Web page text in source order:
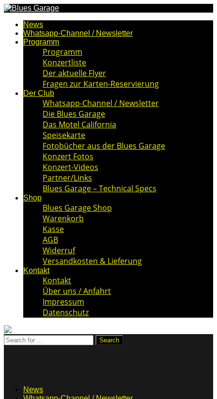
News
Whatsapp-Channel / Newsletter
Programm
Programm
Konzertliste
Der aktuelle Flyer
Fragen zur Karten-Reservierung
Der Club
Whatsapp-Channel / Newsletter
Die Blues Garage
Das Motel California
Speisekarte
Fotobücher aus der Blues Garage
Konzert Fotos
Konzert-Videos
Partner/Links
Blues Garage – Technical Specs
Shop
Blues Garage Shop
Warenkorb
Kasse
AGB
Widerruf
Versandkosten & Lieferung
Kontakt
Kontakt
Über uns / Anfahrt
Impressum
Datenschutz
News